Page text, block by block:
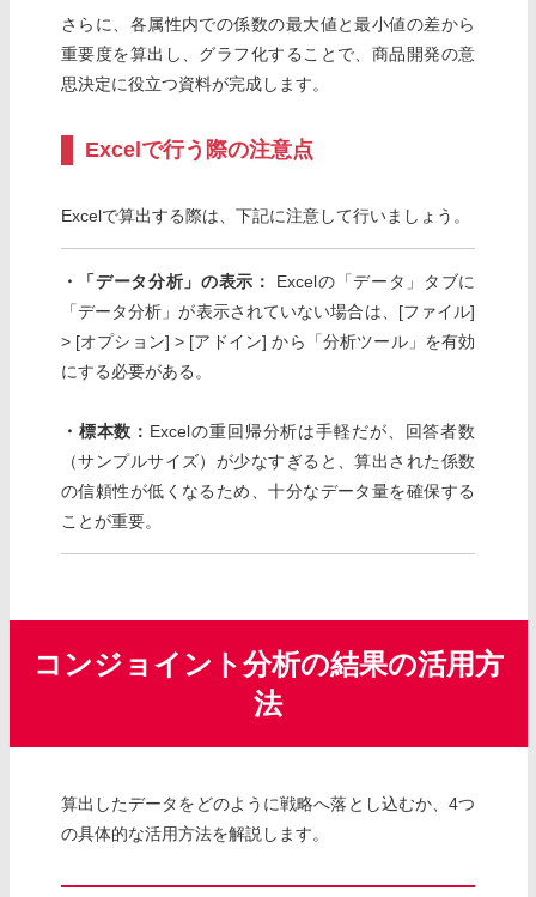
さらに、各属性内での係数の最大値と最小値の差から
重要度を算出し、グラフ化することで、商品開発の意
思決定に役立つ資料が完成します。
Excelで行う際の注意点
Excelで算出する際は、下記に注意して行いましょう。
・「データ分析」の表示：
Excelの「データ」タブに
「データ分析」が表示されていない場合は、[ファイル]
> [オプション] > [アドイン] から「分析ツール」を有効
にする必要がある。
・標本数： Excelの重回帰分析は手軽だが、回答者数
（サンプルサイズ）が少なすぎると、算出された係数
の信頼性が低くなるため、十分なデータ量を確保する
ことが重要。
コンジョイント分析の結果の活用方
法
算出したデータをどのように戦略へ落とし込むか、4つ
の具体的な活用方法を解説します。